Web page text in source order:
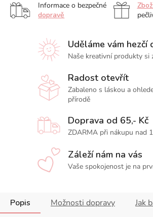
Informace o bezpečné
dopravě
Uděláme vám hezčí
Naše kreativní produkty si
Radost otevřít
Zabaleno s láskou a
přírodě
Doprava od 65,- Kč
ZDARMA při nákupu nad
Záleží nám na vás
Vaše spokojenost je na
Popis Možnosti dopravy
Jak